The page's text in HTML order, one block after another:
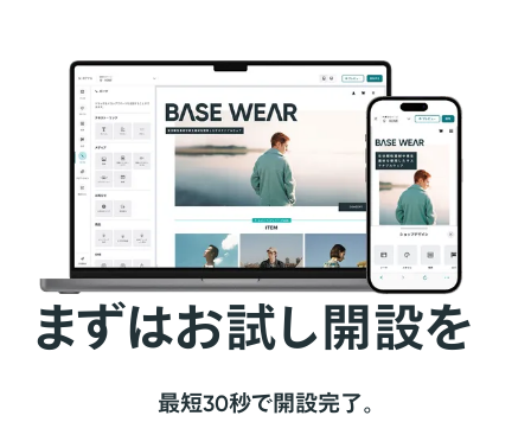
まずはお試し開設を
最短30秒で開設完了。